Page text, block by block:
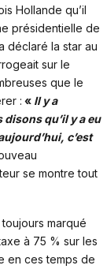
Hollande qu’il
présidentielle de
a déclaré la star au
sur le
que le
: « Il y a
qu’il y a eu
c’est
se montre tout
marqué
à 75 % sur les
en ces temps de